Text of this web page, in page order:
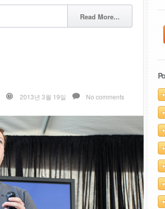
Read More...
2013년 3월 19일 No comments